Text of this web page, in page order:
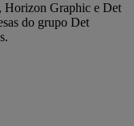
Graphic e Det
do grupo Det